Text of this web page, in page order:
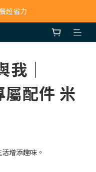
一次搞定
超省力
｜
配件 米
增添趣味。